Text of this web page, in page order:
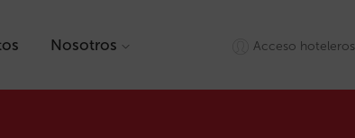
Nosotros Acceso hoteleros